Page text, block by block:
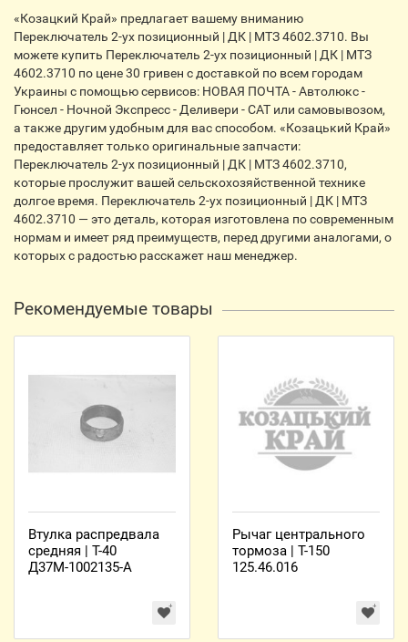
«Козацкий Край» предлагает вашему вниманию
Переключатель 2-ух позиционный | ДК | МТЗ 4602.3710. Вы
можете купить Переключатель 2-ух позиционный | ДК | МТЗ
4602.3710 по цене 30 гривен с доставкой по всем городам
Украины с помощью сервисов: НОВАЯ ПОЧТА - Автолюкс -
Гюнсел - Ночной Экспресс - Деливери - CАТ или самовывозом,
а также другим удобным для вас способом. «Козацький Край»
предоставляет только оригинальные запчасти:
Переключатель 2-ух позиционный | ДК | МТЗ 4602.3710,
которые прослужит вашей сельскохозяйственной технике
долгое время. Переключатель 2-ух позиционный | ДК | МТЗ
4602.3710 — это деталь, которая изготовлена по современным
нормам и имеет ряд преимуществ, перед другими аналогами, о
которых с радостью расскажет наш менеджер.
Рекомендуемые товары
Втулка распредвала
средняя | Т-40
Д37М-1002135-А
Рычаг центрального
тормоза | Т-150
125.46.016